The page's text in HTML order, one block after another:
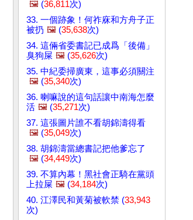
🖼️ (36,811次)
33. 一個跡象！何祚庥和方舟子正
被扔 🖼️ (35,638次)
34. 這倆省委書記已成爲「後備」
臭狗屎 🖼️ (35,626次)
35. 中紀委掃廣東，這事必須關注
🖼️ (35,340次)
36. 喇嘛說的這句話讓中南海怎麼
活 🖼️ (35,271次)
37. 這張圖片誰不看胡錦濤得看
🖼️ (35,049次)
38. 胡錦濤當總書記把他爹忘了
🖼️ (34,449次)
39. 不算內幕！黑社會正騎在黨頭
上拉屎 🖼️ (34,184次)
40. 江澤民和黃菊被軟禁 (33,943
次)